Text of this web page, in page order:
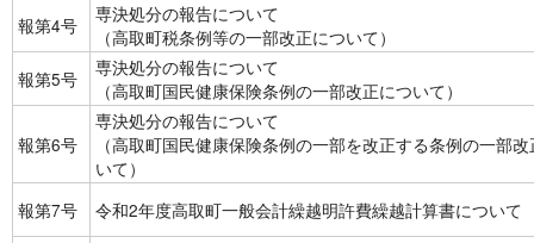
報第4号
専決処分の報告について
（高取町税条例等の一部改正について）
報第5号
専決処分の報告について
（高取町国民健康保険条例の一部改正について）
報第6号
専決処分の報告について
（高取町国民健康保険条例の一部を改正する条例の一部
いて）
報第7号
令和2年度高取町一般会計繰越明許費繰越計算書について